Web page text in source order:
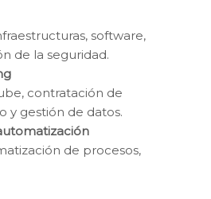
software,
de la seguridad.
contratación de
y gestión de datos.
de procesos,